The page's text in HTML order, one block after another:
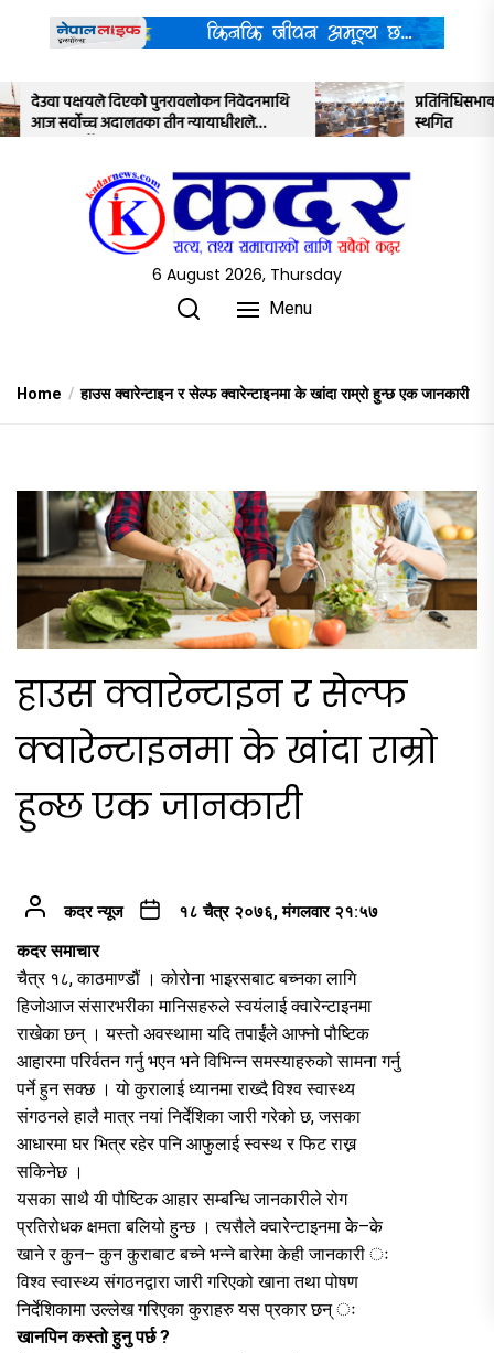
content
निवेदनमाथि
प्रतिनिधिसभाको बैठक साउन २२ गतेसम्मका लागि
स्थगित
6 August 2026, Thursday
Menu
Home हाउस क्वारेन्टाइन र सेल्फ क्वारेन्टाइनमा के खांदा राम्रो हुन्छ एक जानकारी
हाउस क्वारेन्टाइन र सेल्फ
क्वारेन्टाइनमा के खांदा राम्रो
हुन्छ एक जानकारी
कदर न्यूज १८ चैत्र २०७६, मंगलवार २१:५७
कदर समाचार
चैत्र १८, काठमाण्डौं । कोरोना भाइरसबाट बच्नका लागि
हिजोआज संसारभरीका मानिसहरुले स्वयंलाई क्वारेन्टाइनमा
राखेका छन् । यस्तो अवस्थामा यदि तपाईंले आफ्नो पौष्टिक
आहारमा परिर्वतन गर्नु भएन भने विभिन्न समस्याहरुको सामना गर्नु
पर्ने हुन सक्छ । यो कुरालाई ध्यानमा राख्दै विश्व स्वास्थ्य
संगठनले हालै मात्र नयां निर्देशिका जारी गरेको छ, जसका
आधारमा घर भित्र रहेर पनि आफुलाई स्वस्थ र फिट राख्न
सकिनेछ ।
यसका साथै यी पौष्टिक आहार सम्बन्धि जानकारीले रोग
प्रतिरोधक क्षमता बलियो हुन्छ । त्यसैले क्वारेन्टाइनमा के–के
खाने र कुन– कुन कुराबाट बच्ने भन्ने बारेमा केही जानकारी ः
विश्व स्वास्थ्य संगठनद्वारा जारी गरिएको खाना तथा पोषण
निर्देशिकामा उल्लेख गरिएका कुराहरु यस प्रकार छन् ः
खानपिन कस्तो हुनु पर्छ ?